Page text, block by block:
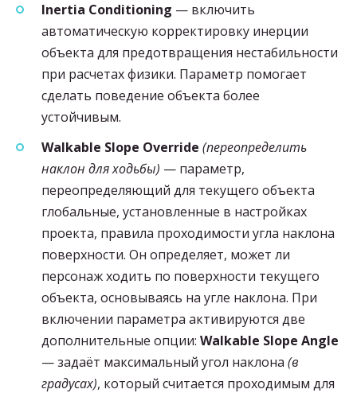
Inertia Conditioning — включить
автоматическую корректировку инерции
объекта для предотвращения нестабильности
при расчетах физики. Параметр помогает
сделать поведение объекта более
устойчивым.
Walkable Slope Override (переопределить
наклон для ходьбы) — параметр,
переопределяющий для текущего объекта
глобальные, установленные в настройках
проекта, правила проходимости угла наклона
поверхности. Он определяет, может ли
персонаж ходить по поверхности текущего
объекта, основываясь на угле наклона. При
включении параметра активируются две
дополнительные опции: Walkable Slope Angle
— задаёт максимальный угол наклона (в
градусах), который считается проходимым для